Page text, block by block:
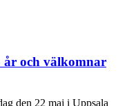
år och välkomnar
den 22 maj i Uppsala